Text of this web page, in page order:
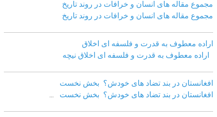
مجموع مقاله های انسان و خرافات در روند تاریخ
مجموع مقاله های انسان و خرافات در روند تاریخ
اراده معطوف به قدرت و فلسفه ای اخلاق
اراده معطوف به قدرت و فلسفه ای اخلاق نیچه
افغانستان در بند تضاد های خودش؟ بخش نخست
افغانستان در بند تضاد های خودش؟ بخش نخست